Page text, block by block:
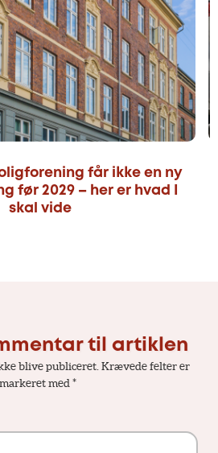
får ikke en ny
før 2029 – her er hvad I
skal vide
til artiklen
blive publiceret. Krævede felter er
markeret med *